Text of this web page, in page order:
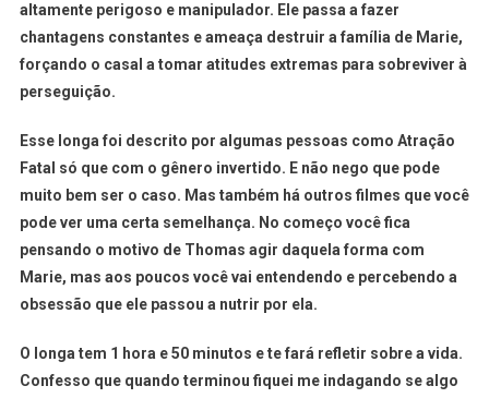
altamente perigoso e manipulador. Ele passa a fazer
chantagens constantes e ameaça destruir a família de Marie,
forçando o casal a tomar atitudes extremas para sobreviver à
perseguição.
Esse longa foi descrito por algumas pessoas como Atração
Fatal só que com o gênero invertido. E não nego que pode
muito bem ser o caso. Mas também há outros filmes que você
pode ver uma certa semelhança. No começo você fica
pensando o motivo de Thomas agir daquela forma com
Marie, mas aos poucos você vai entendendo e percebendo a
obsessão que ele passou a nutrir por ela.
O longa tem 1 hora e 50 minutos e te fará refletir sobre a vida.
Confesso que quando terminou fiquei me indagando se algo